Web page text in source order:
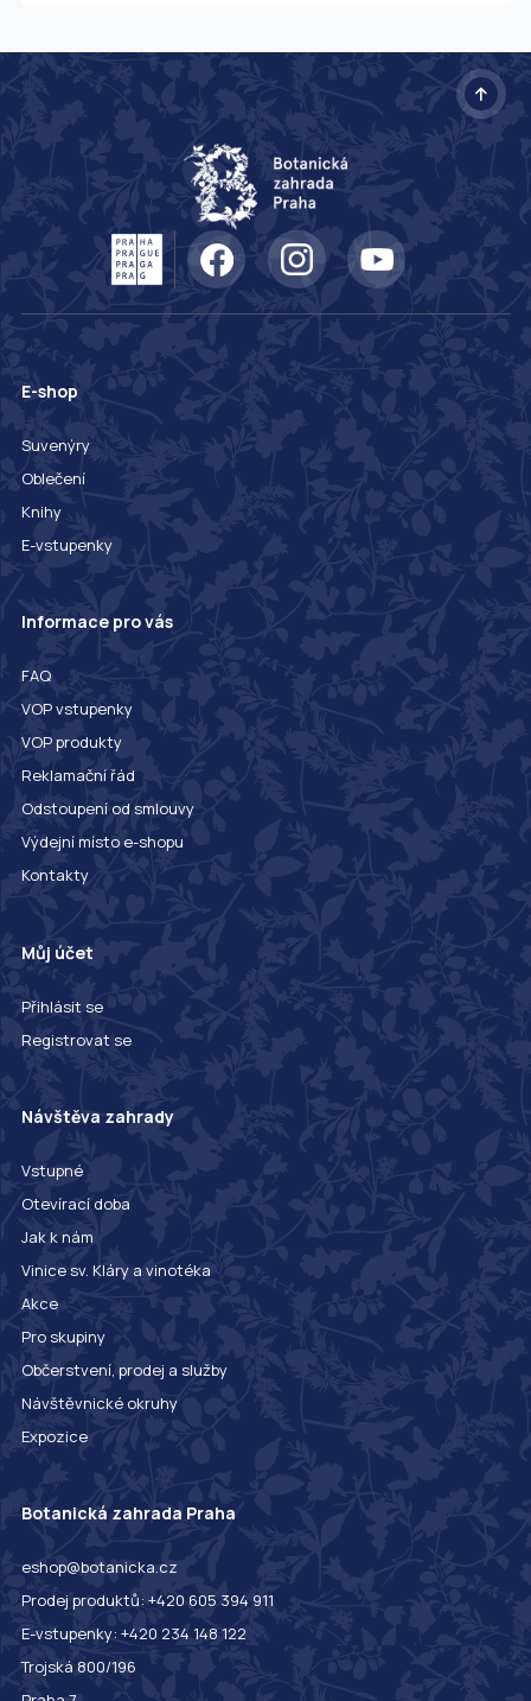
E-shop
Suvenýry
Oblečení
Knihy
E-vstupenky
Informace pro vás
FAQ
VOP vstupenky
VOP produkty
Reklamační řád
Odstoupení od smlouvy
Výdejní místo e-shopu
Kontakty
Můj účet
Přihlásit se
Registrovat se
Návštěva zahrady
Vstupné
Otevírací doba
Jak k nám
Vinice sv. Kláry a vinotéka
Akce
Pro skupiny
Občerstvení, prodej a služby
Návštěvnické okruhy
Expozice
Botanická zahrada Praha
eshop@botanicka.cz
Prodej produktů: +420 605 394 911
E-vstupenky: +420 234 148 122
Trojská 800/196